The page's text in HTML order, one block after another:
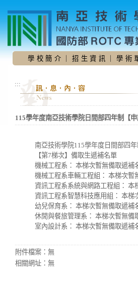
要
內
學 校 簡 介 招 生 資 訊 學 術
:::
115學年度南亞技術學院日間部四年制【
南亞技術學院115學年度日間部四
【第7梯次】備取生遞補名單
機械工程系： 本梯次暫無備取遞補
機械工程系車輛工程組： 本梯次暫
資訊工程系系統與網路工程組： 本
資訊工程系智慧科技應用組： 本梯
幼兒保育系： 本梯次暫無備取遞補
休閒與餐旅管理系： 本梯次暫無備
室內設計系： 本梯次暫無備取遞補
附件檔案： 無
相關網址： 無